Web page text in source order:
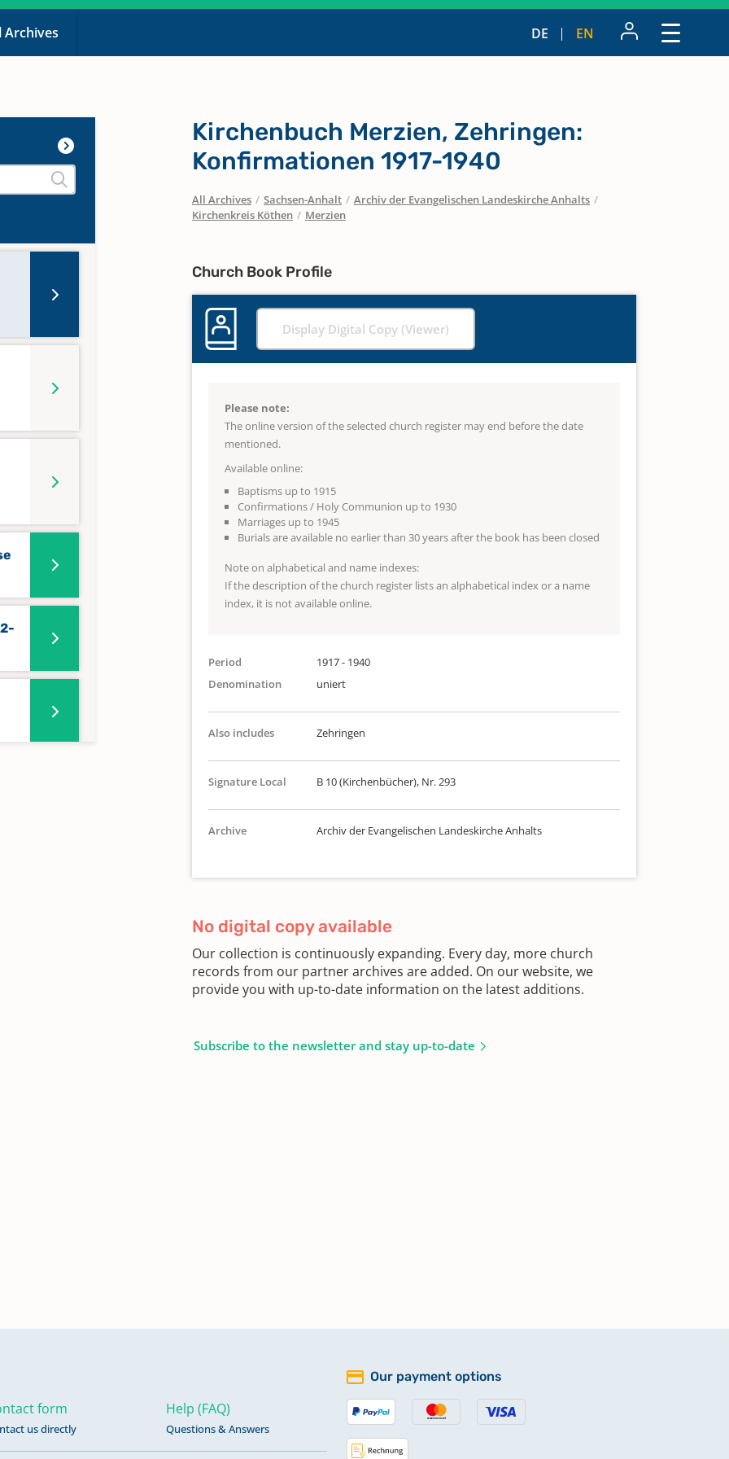
Archives DE EN
Kirchenbuch Merzien, Zehringen:
Konfirmationen 1917-1940
All Archives / Sachsen-Anhalt / Archiv der Evangelischen Landeskirche Anhalts /
Kirchenkreis Köthen / Merzien
Church Book Profile
Display Digital Copy (Viewer)
Please note:
The online version of the selected church register may end before the date
mentioned.
Available online:
Baptisms up to 1915
Confirmations / Holy Communion up to 1930
Marriages up to 1945
Burials are available no earlier than 30 years after the book has been closed
Note on alphabetical and name indexes:
If the description of the church register lists an alphabetical index or a name
index, it is not available online.
Period
1917 - 1940
Denomination
uniert
Also includes Zehringen
Signature Local B 10 (Kirchenbücher), Nr. 293
Archive Archiv der Evangelischen Landeskirche Anhalts
No digital copy available
Our collection is continuously expanding. Every day, more church
records from our partner archives are added. On our website, we
provide you with up-to-date information on the latest additions.
Subscribe to the newsletter and stay up-to-date
form
us directly
Help (FAQ)
Questions & Answers
Our payment options